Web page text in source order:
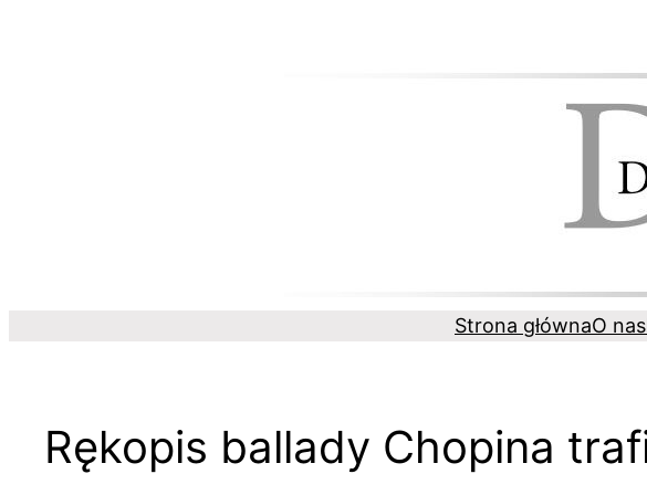
Strona głównaO nas
Rękopis ballady Chopina